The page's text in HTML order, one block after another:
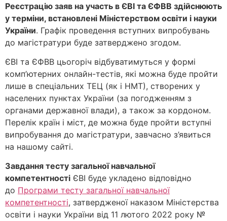
Реєстрацію заяв на участь в ЄВІ та ЄФВВ здійснюють
у терміни, встановлені Міністерством освіти і науки
України. Графік проведення вступних випробувань
до магістратури буде затверджено згодом.
ЄВІ та ЄФВВ цьогоріч відбуватимуться у формі
комп’ютерних онлайн-тестів, які можна буде пройти
лише в спеціальних ТЕЦ (як і НМТ), створених у
населених пунктах України (за погодженням з
органами державної влади), а також за кордоном.
Перелік країн і міст, де можна буде пройти вступні
випробування до магістратури, завчасно з’явиться
на нашому сайті.
Завдання тесту загальної навчальної
компетентності ЄВІ буде укладено відповідно
до Програми тесту загальної навчальної
компетентності, затвердженої наказом Міністерства
освіти і науки України від 11 лютого 2022 року №